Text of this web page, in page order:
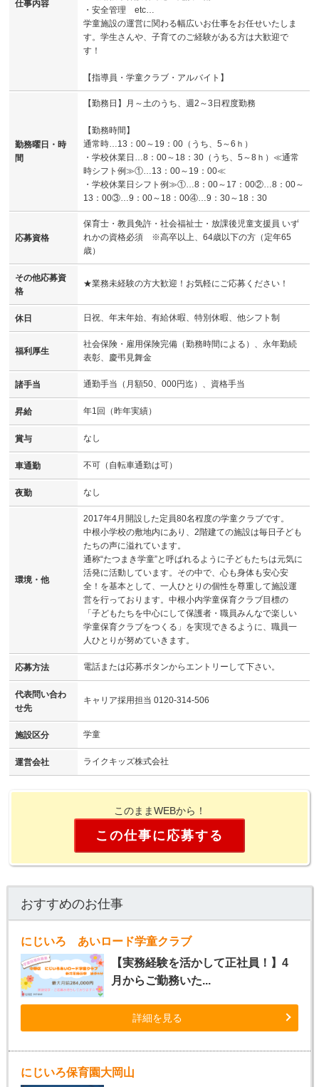
仕事内容
・安全管理 etc…
学童施設の運営に関わる幅広いお仕事をお任せいたしま
す。学生さんや、子育てのご経験がある方は大歓迎で
す！
【指導員・学童クラブ・アルバイト】
勤務曜日・時
間
【勤務日】月～土のうち、週2～3日程度勤務
【勤務時間】
通常時…13：00～19：00（うち、5～6ｈ）
・学校休業日…8：00～18：30（うち、5～8ｈ）≪通常
時シフト例≫①…13：00～19：00≪
・学校休業日シフト例≫①…8：00～17：00②…8：00～
13：00③…9：00～18：00④…9：30～18：30
応募資格
保育士・教員免許・社会福祉士・放課後児童支援員 いず
れかの資格必須 ※高卒以上、64歳以下の方（定年65
歳）
その他応募資
格
★業務未経験の方大歓迎！お気軽にご応募ください！
休日 日祝、年末年始、有給休暇、特別休暇、他シフト制
福利厚生
社会保険・雇用保険完備（勤務時間による）、永年勤続
表彰、慶弔見舞金
諸手当 通勤手当（月額50、000円迄）、資格手当
昇給 年1回（昨年実績）
賞与 なし
車通勤 不可（自転車通勤は可）
夜勤 なし
環境・他
2017年4月開設した定員80名程度の学童クラブです。
中根小学校の敷地内にあり、2階建ての施設は毎日子ども
たちの声に溢れています。
通称“たつまき学童”と呼ばれるように子どもたちは元気に
活発に活動しています。その中で、心も身体も安心安
全！を基本として、一人ひとりの個性を尊重して施設運
営を行っております。中根小内学童保育クラブ目標の
「子どもたちを中心にして保護者・職員みんなで楽しい
学童保育クラブをつくる」を実現できるように、職員一
人ひとりが努めていきます。
応募方法 電話または応募ボタンからエントリーして下さい。
代表問い合わ
せ先
キャリア採用担当 0120-314-506
施設区分 学童
運営会社 ライクキッズ株式会社
このままWEBから！
この仕事に応募する
おすすめのお仕事
にじいろ あいロード学童クラブ
【実務経験を活かして正社員！】4
月からご勤務いた...
詳細を見る
にじいろ保育園大岡山